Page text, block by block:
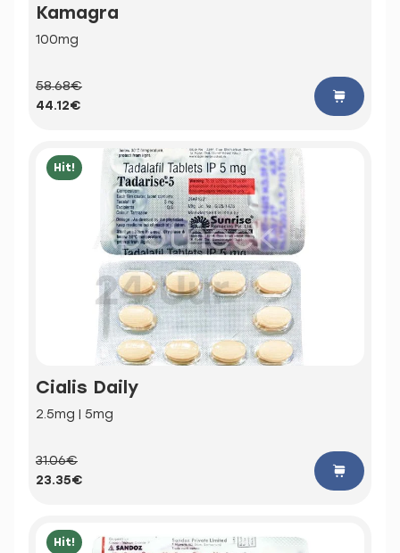
Kamagra
100mg
58.68€
44.12€
Hit!
Cialis Daily
2.5mg | 5mg
31.06€
23.35€
Hit!